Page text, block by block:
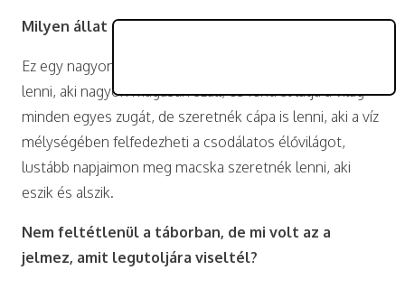
Milyen állat szeretnél lenni, és miért?
Ez egy nagyon sokoldalú kérdés. Néha szeretnék sas
lenni, aki nagyon magasan száll, és fentről látja a világ
minden egyes zugát, de szeretnék cápa is lenni, aki a víz
mélységében felfedezheti a csodálatos élővilágot,
lustább napjaimon meg macska szeretnék lenni, aki
eszik és alszik.
Nem feltétlenül a táborban, de mi volt az a
jelmez, amit legutoljára viseltél?